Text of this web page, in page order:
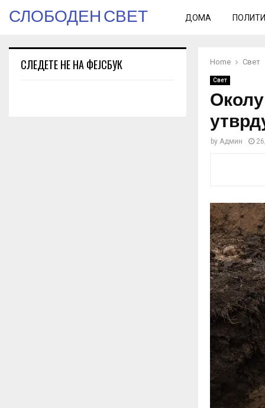
СЛОБОДЕН СВЕТ ДОМА
Home Свет
Свет
by Админ
СЛЕДЕТЕ НЕ НА ФЕЈСБУК